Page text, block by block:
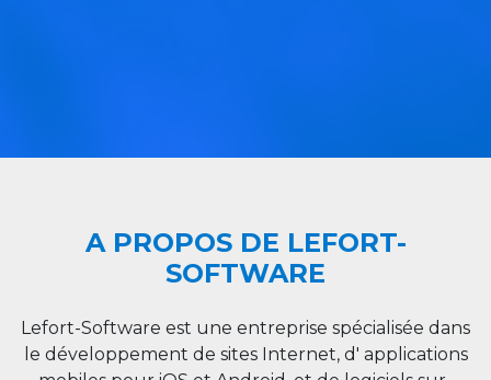
A PROPOS DE LEFORT-
SOFTWARE
Lefort-Software est une entreprise spécialisée dans
le développement de sites Internet, d' applications